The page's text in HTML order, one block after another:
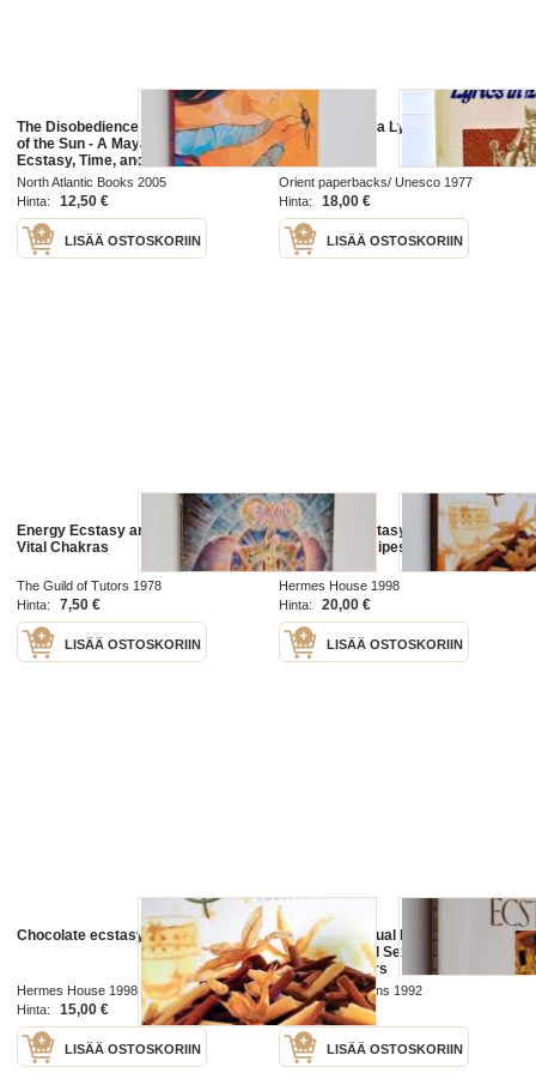
The Disobedience of the Daughter
of the Sun - A Mayan Tale of
Ecstasy, Time, and Finding One's
True Form
North Atlantic Books 2005
Hinta:
12,50 €
LISÄÄ OSTOSKORIIN
Songs of Meera Lyrics in Ecstasy
Orient paperbacks/ Unesco 1977
Hinta:
18,00 €
LISÄÄ OSTOSKORIIN
Energy Ecstasy and Your Seven
Vital Chakras
The Guild of Tutors 1978
Hinta:
7,50 €
LISÄÄ OSTOSKORIIN
Chocolate ecstasy : 75 of the most
dangerous recipes ever
Hermes House 1998
Hinta:
20,00 €
LISÄÄ OSTOSKORIIN
Chocolate ecstasy
Hermes House 1998
Hinta:
15,00 €
LISÄÄ OSTOSKORIIN
The Art of Sexual Ecstasy : The
Path of Sacred Sexuality for
Western Lovers
Aquarian/Thorsons 1992
Hinta:
9,50 €
LISÄÄ OSTOSKORIIN